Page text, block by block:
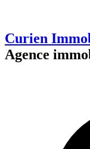
Curien
Agence